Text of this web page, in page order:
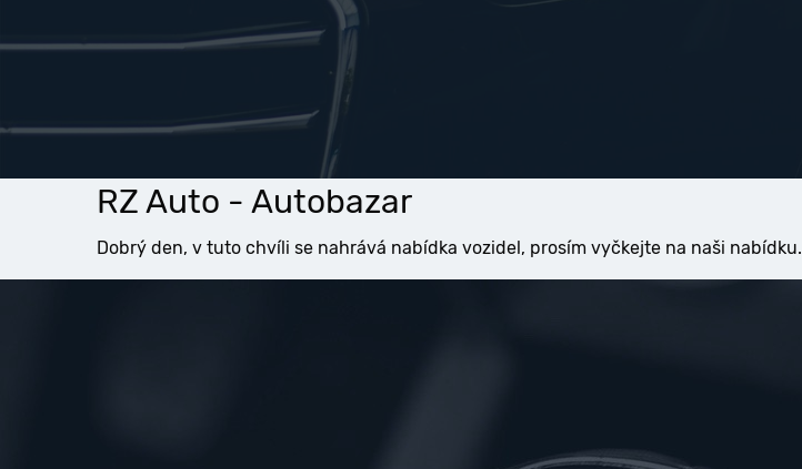
RZ Auto - Autobazar
Dobrý den, v tuto chvíli se nahrává nabídka vozidel, prosím vyčkejte na naši nabídku.